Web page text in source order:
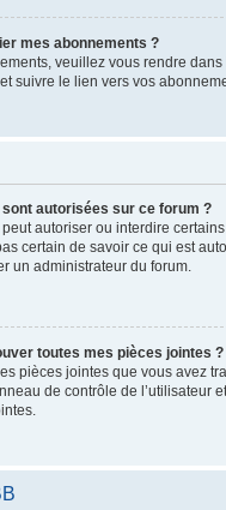
mes abonnements ?
veuillez vous rendre
suivre le lien vers vos
autorisées sur ce forum ?
autoriser ou interdire
certain de savoir ce qui est
un administrateur du forum.
toutes mes pièces jointes ?
pièces jointes que vous avez
de contrôle de l’utilisateur